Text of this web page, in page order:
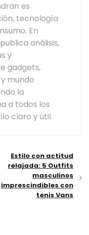
es
tecnología
En
análisis,
y
gadgets,
mundo
la
a todos los
claro y útil.
Estilo con actitud
relajada: 5 Outfits
masculinos
imprescindibles con
tenis Vans